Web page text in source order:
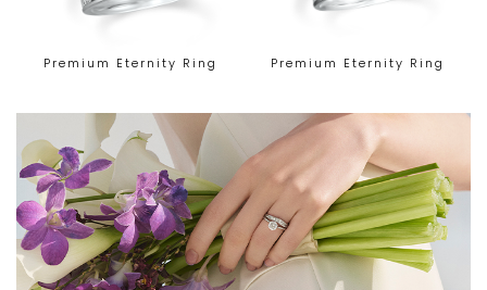
Premium Eternity Ring Premium Eternity Ring